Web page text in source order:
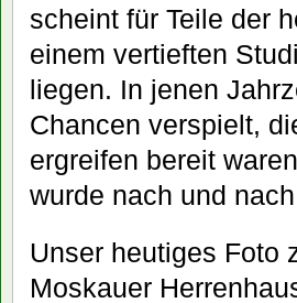
scheint für Teile der
einem vertieften
liegen. In jenen
Chancen verspielt,
ergreifen bereit
wurde nach und
Unser heutiges Foto
Moskauer